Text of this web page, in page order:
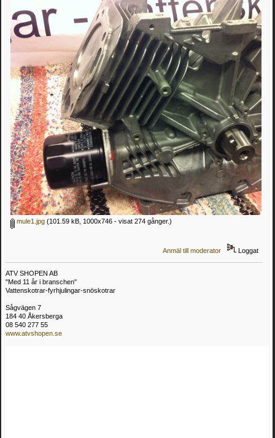
mule1.jpg (101.59 kB, 1000x746 - visat 274 gånger.)
Anmäl till moderator Loggat
ATV SHOPEN AB
"Med 11 år i branschen"
Vattenskotrar-fyrhjulingar-snöskotrar
Sågvägen 7
184 40 Åkersberga
08 540 277 55
www.atvshopen.se